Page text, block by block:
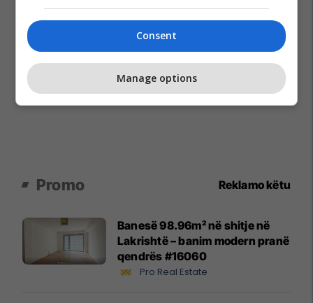
Promo Reklamo këtu
Banesë 98.96m² në shitje në
Lakrishtë – banim modern pranë
qendrës #16060
Pro Real Estate
Consent
Manage options